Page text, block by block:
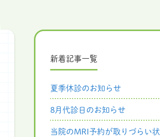
新着記事一覧
夏季休診のお知らせ
8月代診日のお知らせ
当院のMRI予約が取りづらい状